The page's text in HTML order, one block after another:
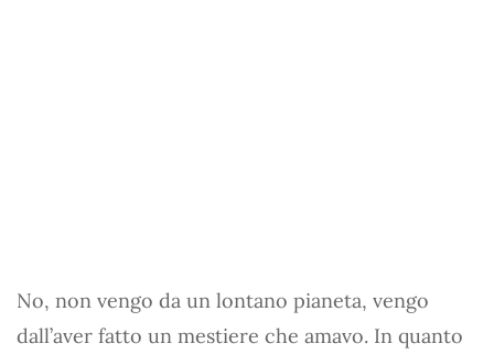
No, non vengo da un lontano pianeta, vengo
dall’aver fatto un mestiere che amavo. In quanto